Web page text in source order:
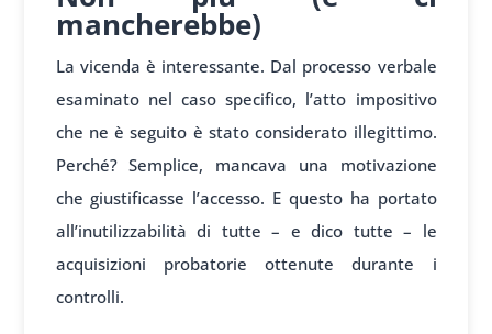
mancherebbe)
La vicenda è interessante. Dal processo verbale
esaminato nel caso specifico, l’atto impositivo
che ne è seguito è stato considerato illegittimo.
Perché? Semplice, mancava una motivazione
che giustificasse l’accesso. E questo ha portato
all’inutilizzabilità di tutte – e dico tutte – le
acquisizioni probatorie ottenute durante i
controlli.